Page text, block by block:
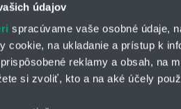
údajov
spracúvame vaše osobné údaje,
cookie, na ukladanie a prístup k
reklamy a obsah, na
si zvoliť, kto a na aké účely